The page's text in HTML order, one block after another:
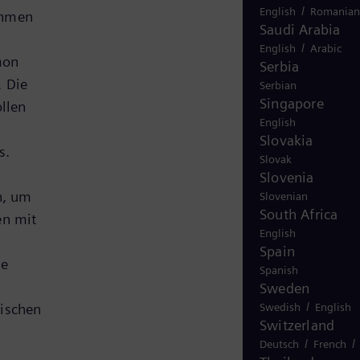
English / Romanian
Saudi Arabia
English / Arabic
Serbia
Serbian
Singapore
English
Slovakia
Slovak
Slovenia
Slovenian
South Africa
English
Spain
Spanish
Sweden
Swedish / English
Switzerland
Deutsch / French /
Die
um
mit